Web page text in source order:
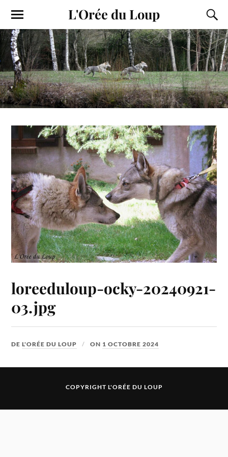
L'Orée du Loup
loreeduloup-ocky-20240921-
03.jpg
DEL'ORÉE DU LOUP ON 1 OCTOBRE 2024
COPYRIGHT L'ORÉE DU LOUP